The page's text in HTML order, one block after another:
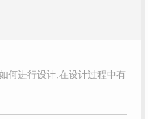
何进行设计,在设计过程中有